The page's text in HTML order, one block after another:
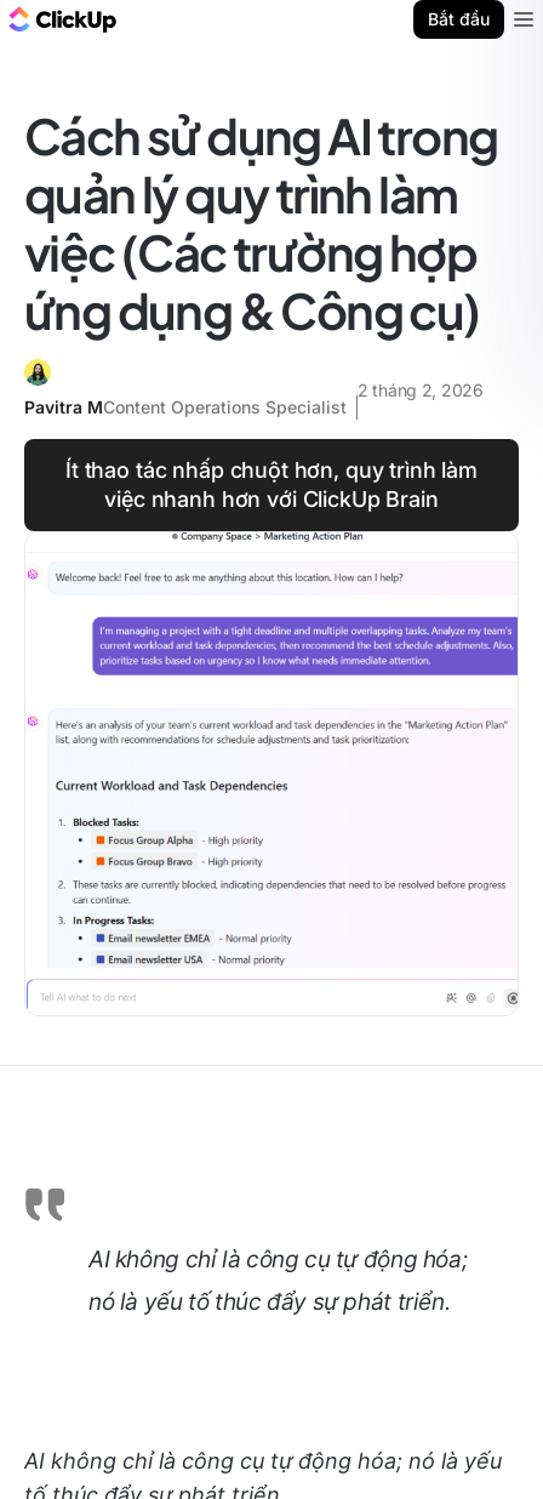
Bắt đầu
Cách sử dụng AI trong
quản lý quy trình làm
việc (Các trường hợp
ứng dụng & Công cụ)
Pavitra MContent Operations Specialist
2 tháng 2, 2026
Ít thao tác nhấp chuột hơn, quy trình làm
việc nhanh hơn với ClickUp Brain
AI không chỉ là công cụ tự động hóa;
nó là yếu tố thúc đẩy sự phát triển.
AI không chỉ là công cụ tự động hóa; nó là yếu